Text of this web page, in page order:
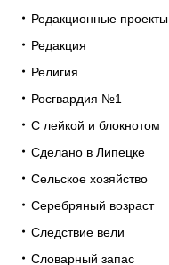
Редакционные проекты
Редакция
Религия
Росгвардия №1
С лейкой и блокнотом
Сделано в Липецке
Сельское хозяйство
Серебряный возраст
Следствие вели
Словарный запас